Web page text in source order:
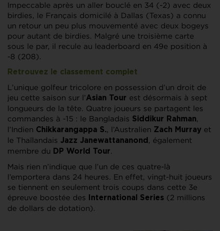
Impeccable après un aller bouclé en 34 (-2) avec deux
birdies, le Français domicilé à Dallas (Texas) a connu
un retour un peu plus mouvementé avec deux bogeys
pour autant de birdies. Malgré une troisième carte
sous le par, il recule au leaderboard en 49e position à
-8 (208).
Retrouvez le classement complet
L’unique golfeur tricolore en possession d’un droit de
jeu cette saison sur l’Asian Tour est désormais à sept
longueurs de la tête. Quatre joueurs se partagent les
commandes à -15 : le Bangladais Siddikur Rahman,
l’Indien Chikkarangappa S., l’Australien Zach Murray et
le Thaïlandais Jazz Janewattananond , également
membre du DP World Tour.
Mais rien n’indique que l’un de ces quatre-là
l’emportera dans 24 heures. En effet, vingt-huit joueurs
se tiennent en seulement trois coups dans cette 3e
épreuve boostée des
International Series (2 millions
de dollars de dotation).